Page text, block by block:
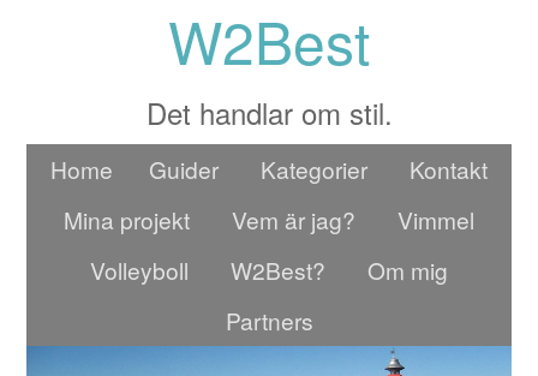
W2Best
Det handlar om stil.
Home Guider Kategorier
Kontakt
Mina projekt
Vem är jag?
Vimmel
Volleyboll
W2Best?
Om mig
Partners